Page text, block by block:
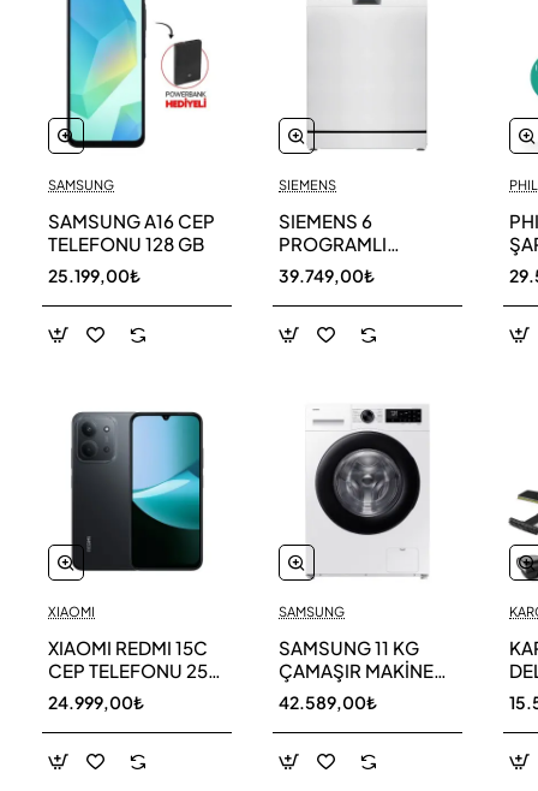
SAMSUNG
SAMSUNG A16 CEP
TELEFONU 128 GB
25.199,00₺
XIAOMI
XIAOMI REDMI 15C
CEP TELEFONU 256
GB
24.999,00₺
SIEMENS
SIEMENS 6
PROGRAMLI
BULAŞIK MAKİNESİ
SN216W00DT
39.749,00₺
SAMSUNG
SAMSUNG 11 KG
ÇAMAŞIR MAKİNESİ
WW11DG5B25AEAH
42.589,00₺
11